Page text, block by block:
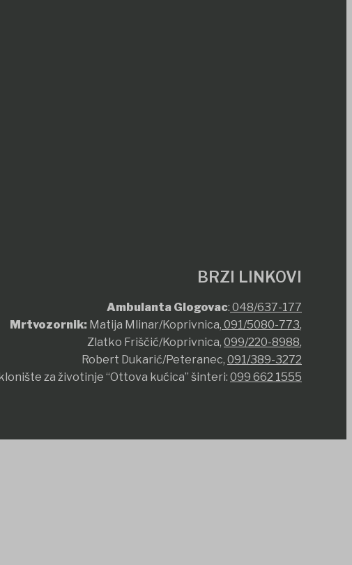
BRZI LINKOVI
Ambulanta Glogovac: 048/637-177
Mrtvozornik: Matija Mlinar/Koprivnica, 091/5080-773,
Zlatko Friščić/Koprivnica, 099/220-8988,
Robert Dukarić/Peteranec, 091/389-3272
za životinje “Ottova kućica” šinteri: 099 662 1555